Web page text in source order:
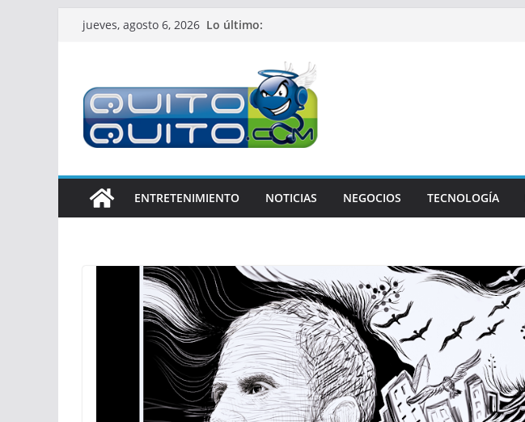
Saltarjueves, agosto 6, 2026 Lo último:
ENTRETENIMIENTO NOTICIAS NEGOCIOS TECNOLOGÍA